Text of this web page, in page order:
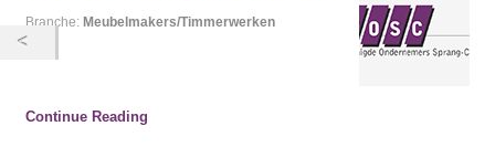
Branche: Meubelmakers/Timmerwerken
Continue Reading